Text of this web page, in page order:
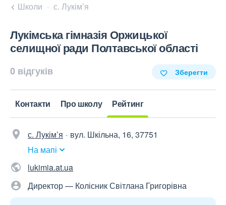
Школи с. Лукім’я
Лукімська гімназія Оржицької
селищної ради Полтавської області
0 відгуків Зберегти
Контакти Про школу Рейтинг
с. Лукім’я
вул. Шкільна, 16, 37751
На мапі
lukimia.at.ua
Директор — Колісник Світлана Григорівна